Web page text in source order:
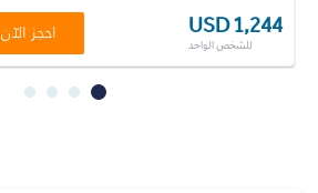
USD 1,244
للشخص الواحد
احجز الآن